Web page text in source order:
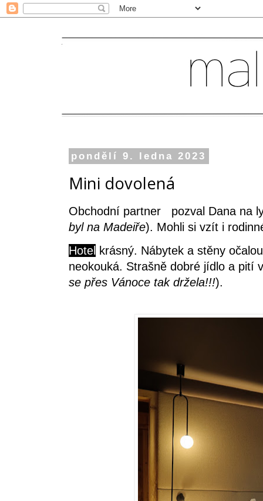
pondělí 9. ledna 2023
Mini dovolená
Obchodní partner pozval Dana na
byl na Madeiře). Mohli si vzít i
Hotel krásný. Nábytek a stěny
neokouká. Strašně dobré jídlo a pití
se přes Vánoce tak držela!!!).